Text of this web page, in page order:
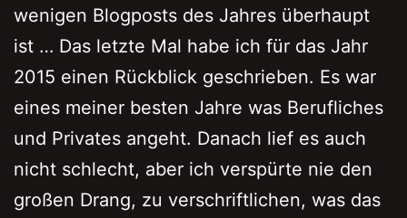
wenigen Blogposts des Jahres überhaupt
ist … Das letzte Mal habe ich für das Jahr
2015 einen Rückblick geschrieben. Es war
eines meiner besten Jahre was Berufliches
und Privates angeht. Danach lief es auch
nicht schlecht, aber ich verspürte nie den
großen Drang, zu verschriftlichen, was das